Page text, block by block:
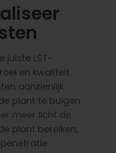
juiste LST-
en kwaliteit
aanzienlijk
plant te buigen
meer licht de
plant bereiken,